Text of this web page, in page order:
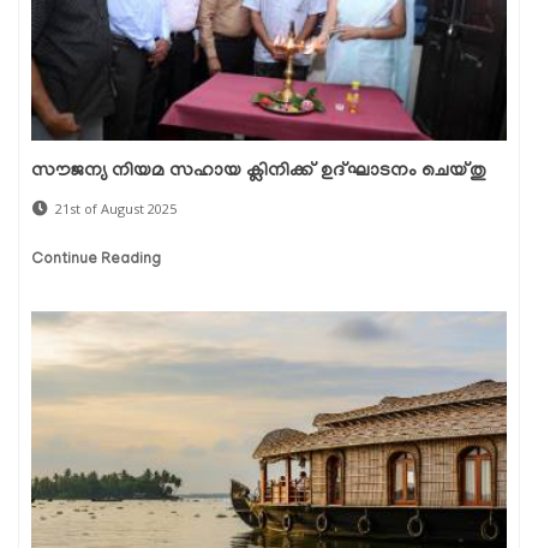
സൗജന്യ നിയമ സഹായ ക്ലിനിക്ക് ഉദ്‌ഘാടനം ചെയ്തു
21st of August 2025
Continue Reading